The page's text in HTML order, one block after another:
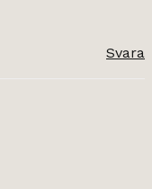
Svara